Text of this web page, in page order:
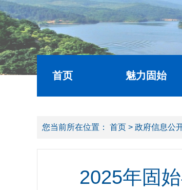
首页 魅力固始
您当前所在位置： 首页 > 政府信息公
2025年固